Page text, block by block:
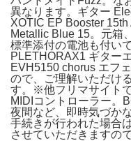
異なります。ギター
XOTIC EP Booster
Metallic Blue 15。元箱
標準添付の電池も付い
PLETHORAX1 ギター
EVH5150 chorus エフ
ので、ご理解いただけ
す。※他フリマサイト
MIDIコントローラー。
夜間など、即時気づか
手続きが行われた場合
させていただきますの